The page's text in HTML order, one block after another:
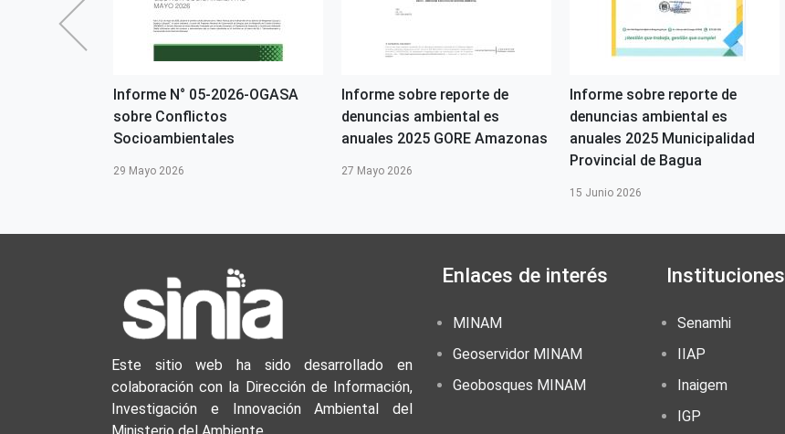
Informe N° 05-2026-OGASA
sobre Conflictos
Socioambientales
29 Mayo 2026
Informe sobre reporte de
denuncias ambiental es
anuales 2025 GORE Amazonas
27 Mayo 2026
Informe sobre reporte de
denuncias ambiental es
anuales 2025 Municipalidad
Provincial de Bagua
15 Junio 2026
Este sitio web ha sido desarrollado en
colaboración con la Dirección de Información,
Investigación e Innovación Ambiental del
Enlaces de interés
MINAM
Geoservidor MINAM
Geobosques MINAM
Instituciones
Senamhi
IIAP
Inaigem
IGP